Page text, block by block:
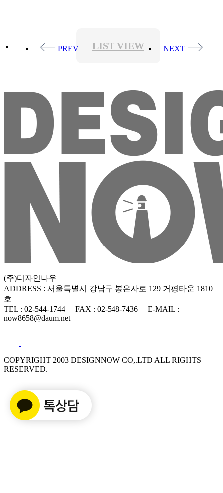
PREV LIST VIEW NEXT
(주)디자인나우
ADDRESS : 서울특별시 강남구 봉은사로 129 거평타운 1810
호
TEL : 02-544-1744
FAX : 02-548-7436
E-MAIL :
now8658@daum.net
COPYRIGHT 2003 DESIGNNOW CO,.LTD ALL RIGHTS
RESERVED.